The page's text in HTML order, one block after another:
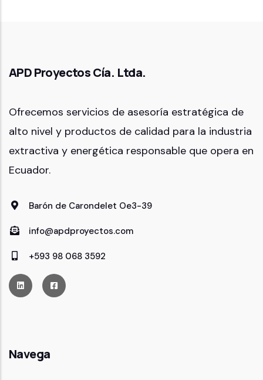
APD Proyectos Cía. Ltda.
Ofrecemos servicios de asesoría estratégica de
alto nivel y productos de calidad para la industria
extractiva y energética responsable que opera en
Ecuador.
Barón de Carondelet Oe3-39
info@apdproyectos.com
+593 98 068 3592
Navega